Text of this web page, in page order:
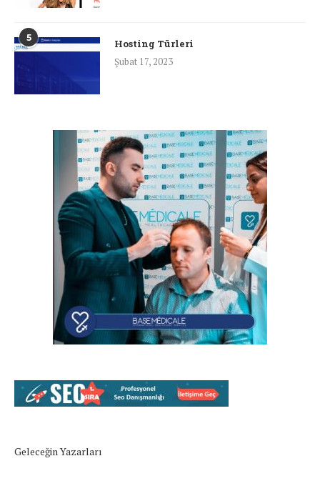
5
Hosting Türleri
Şubat 17, 2023
Geleceğin Yazarları